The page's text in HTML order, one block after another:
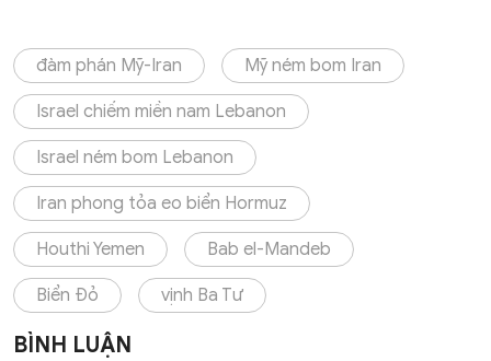
đàm phán Mỹ-Iran Mỹ ném bom Iran
Israel chiếm miền nam Lebanon
Israel ném bom Lebanon
Iran phong tỏa eo biển Hormuz
Houthi Yemen Bab el-Mandeb
Biển Đỏ vịnh Ba Tư
BÌNH LUẬN